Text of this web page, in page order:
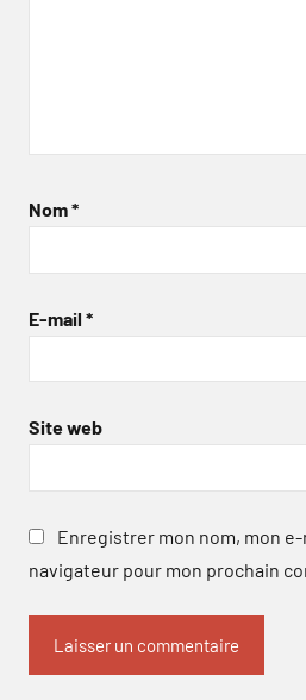
Nom*
E-mail *
Site web
Enregistrer mon nom, mon
navigateur pour mon prochain